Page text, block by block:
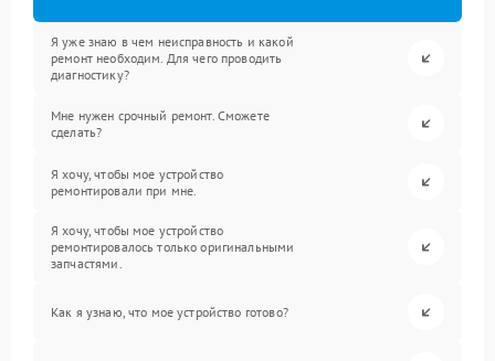
Я уже знаю в чем неисправность и какой
ремонт необходим. Для чего проводить
диагностику?
Мне нужен срочный ремонт. Сможете
сделать?
Я хочу, чтобы мое устройство
ремонтировали при мне.
Я хочу, чтобы мое устройство
ремонтировалось только оригинальными
запчастями.
Как я узнаю, что мое устройство готово?